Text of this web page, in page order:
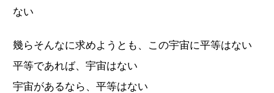
ない
幾らそんなに求めようとも、この宇宙に平等はない
平等であれば、宇宙はない
宇宙があるなら、平等はない